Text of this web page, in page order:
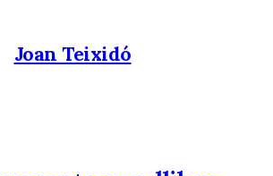
Joan Teixidó